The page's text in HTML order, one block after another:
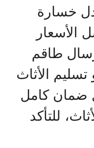
خسارة
الأسعار
طاقم
الأثاث
ضمان كامل
للتأكد